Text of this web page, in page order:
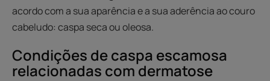
acordo com a sua aparência e a sua aderência ao couro
cabeludo: caspa seca ou oleosa.
Condições de caspa escamosa
relacionadas com dermatose